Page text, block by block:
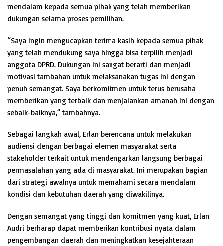
mendalam kepada semua pihak yang telah memberikan
dukungan selama proses pemilihan.
“Saya ingin mengucapkan terima kasih kepada semua pihak
yang telah mendukung saya hingga bisa terpilih menjadi
anggota DPRD. Dukungan ini sangat berarti dan menjadi
motivasi tambahan untuk melaksanakan tugas ini dengan
penuh semangat. Saya berkomitmen untuk terus berusaha
memberikan yang terbaik dan menjalankan amanah ini dengan
sebaik-baiknya,” tambahnya.
Sebagai langkah awal, Erlan berencana untuk melakukan
audiensi dengan berbagai elemen masyarakat serta
stakeholder terkait untuk mendengarkan langsung berbagai
permasalahan yang ada di masyarakat. Ini merupakan bagian
dari strategi awalnya untuk memahami secara mendalam
kondisi dan kebutuhan daerah yang diwakilinya.
Dengan semangat yang tinggi dan komitmen yang kuat, Erlan
Audri berharap dapat memberikan kontribusi nyata dalam
pengembangan daerah dan meningkatkan kesejahteraan